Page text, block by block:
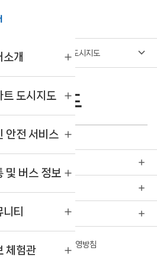
소개
트 도시지도
안전 서비스
및 버스 정보
니티
체험관
스마트 도시지도
도시지도
침영상정보처리기기운영방침